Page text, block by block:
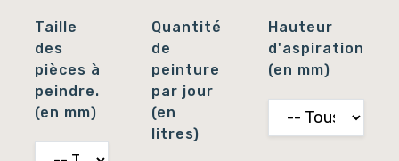
Taille
des
pièces à
peindre.
(en mm)
Quantité
de
peinture
par jour
(en
litres)
Hauteur
d'aspiration
(en mm)